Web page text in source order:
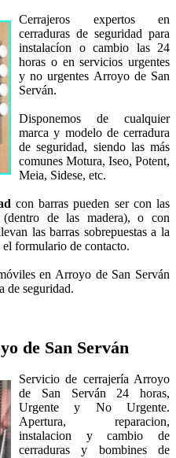
Cerrajeros expertos en
cerraduras de seguridad para
instalacíon o cambio las 24
horas o en servicios urgentes
y no urgentes Arroyo de San
Serván.
Disponemos de cualquier
marca y modelo de cerradura
de seguridad, siendo las más
comunes Motura, Iseo, Potent,
Meia, Sidese, etc.
con barras pueden ser con las
(dentro de las madera), o con
las barras sobrepuestas a la
formulario de contacto.
en Arroyo de San Serván
de seguridad.
de San Serván
Servicio de cerrajería Arroyo
de San Serván 24 horas,
Urgente y No Urgente.
Apertura, reparacion,
instalacion y cambio de
cerraduras y bombines de